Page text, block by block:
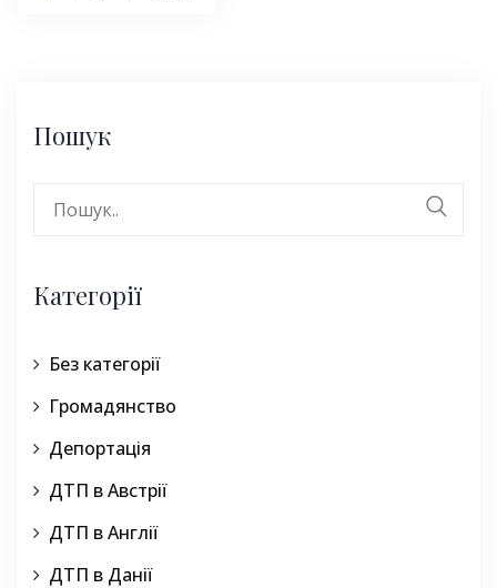
Пошук
Категорії
Без категорії
Громадянство
Депортація
ДТП в Австрії
ДТП в Англії
ДТП в Данії